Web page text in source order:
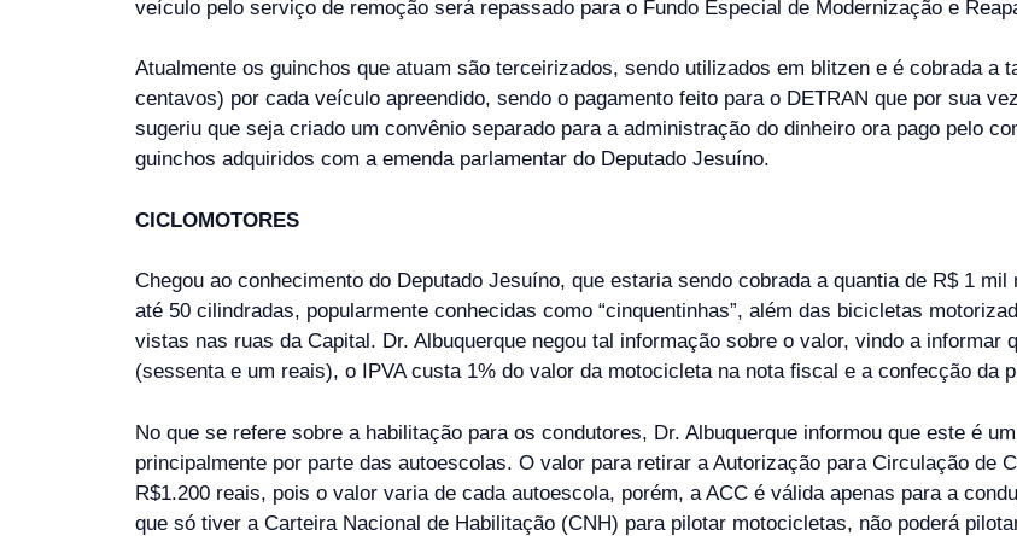
veículo pelo serviço de remoção será repassado para o Fundo Especial de Modernização e
Atualmente os guinchos que atuam são terceirizados, sendo utilizados em blitzen e é cobrada a
centavos) por cada veículo apreendido, sendo o pagamento feito para o DETRAN que por sua
sugeriu que seja criado um convênio separado para a administração do dinheiro ora pago pelo
guinchos adquiridos com a emenda parlamentar do Deputado Jesuíno.
CICLOMOTORES
Chegou ao conhecimento do Deputado Jesuíno, que estaria sendo cobrada a quantia de R$ 1
até 50 cilindradas, popularmente conhecidas como “cinquentinhas”, além das bicicletas
vistas nas ruas da Capital. Dr. Albuquerque negou tal informação sobre o valor, vindo a informar
(sessenta e um reais), o IPVA custa 1% do valor da motocicleta na nota fiscal e a confecção da
No que se refere sobre a habilitação para os condutores, Dr. Albuquerque informou que este é
principalmente por parte das autoescolas. O valor para retirar a Autorização para Circulação de
R$1.200 reais, pois o valor varia de cada autoescola, porém, a ACC é válida apenas para a
que só tiver a Carteira Nacional de Habilitação (CNH) para pilotar motocicletas, não poderá